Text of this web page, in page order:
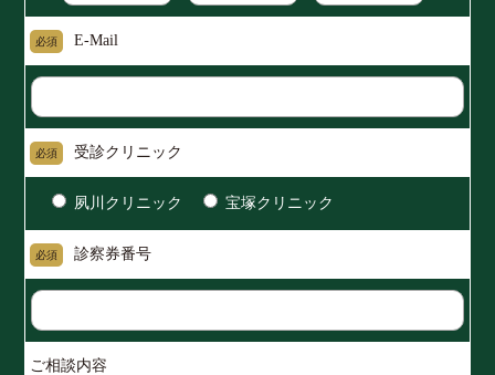
必須 E-Mail
必須 受診クリニック
夙川クリニック 宝塚クリニック
必須 診察券番号
ご相談内容